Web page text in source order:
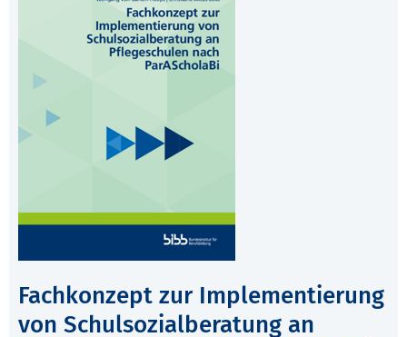
Fachkonzept zur Implementierung
von Schulsozialberatung an